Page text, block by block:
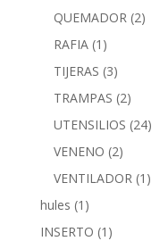
QUEMADOR (2)
RAFIA (1)
TIJERAS (3)
TRAMPAS (2)
UTENSILIOS (24)
VENENO (2)
VENTILADOR (1)
hules (1)
INSERTO (1)